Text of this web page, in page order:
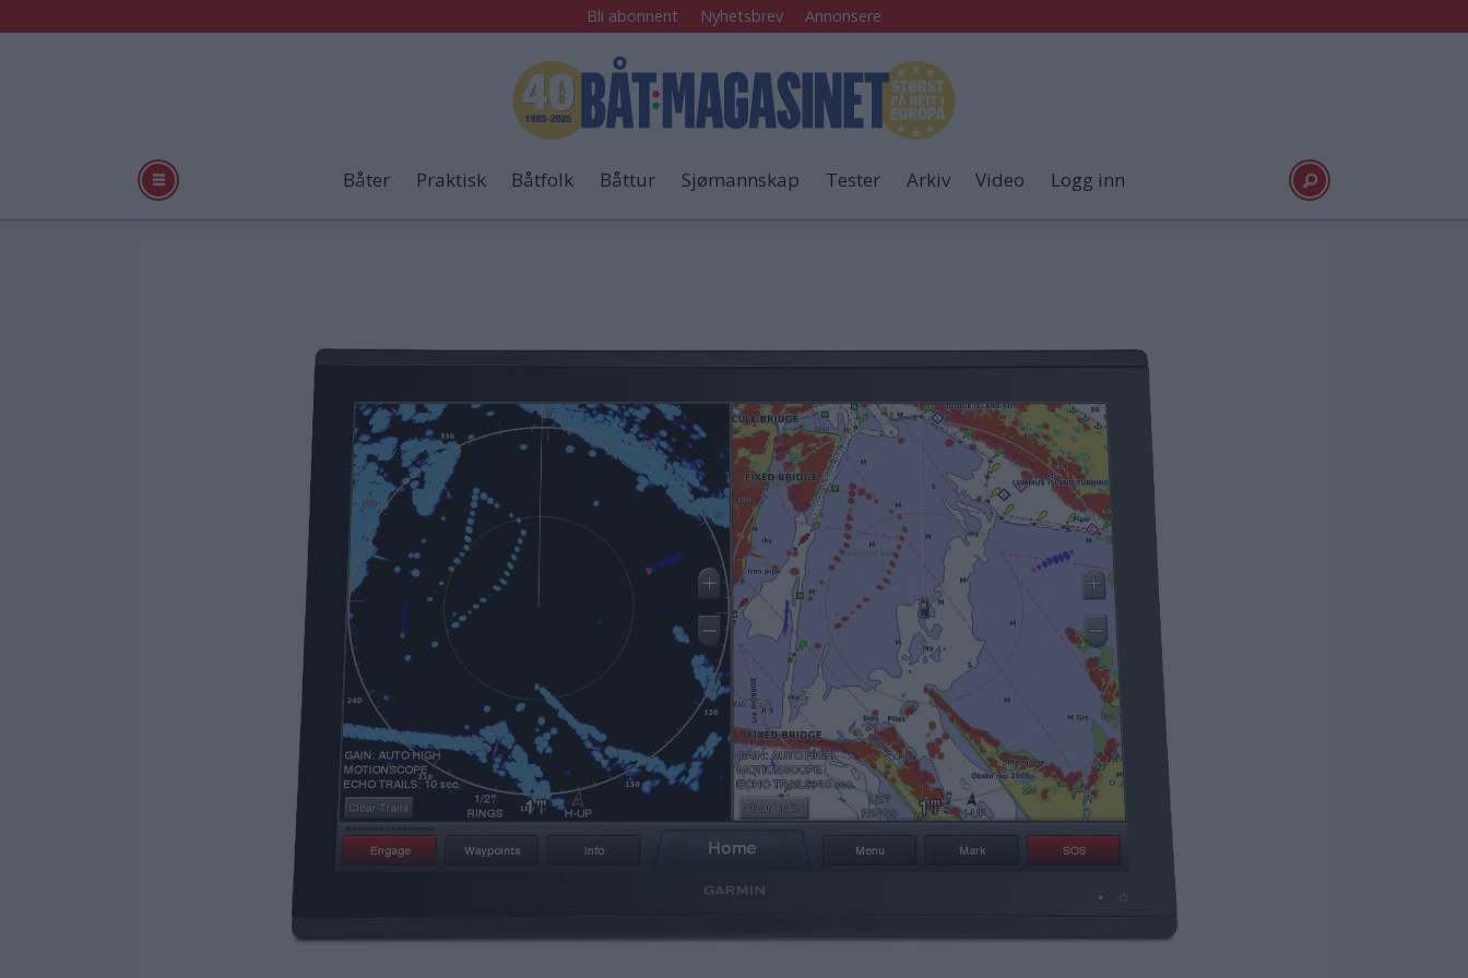
Bli abonnent Nyhetsbrev Annonsere
Båter Praktisk Båtfolk Båttur Sjømannskap Tester Arkiv Video Logg inn